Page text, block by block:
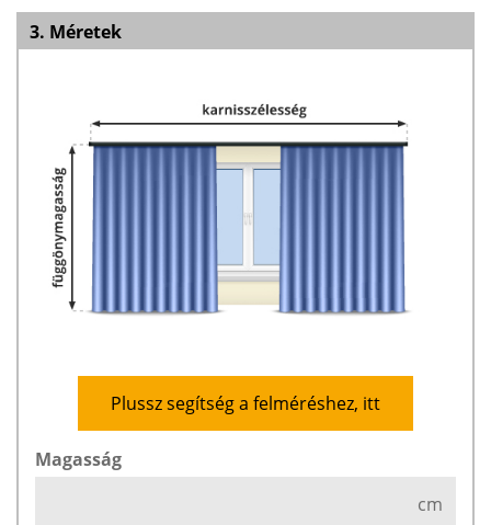
3. Méretek
Plussz segítség a felméréshez, itt
Magasság
cm